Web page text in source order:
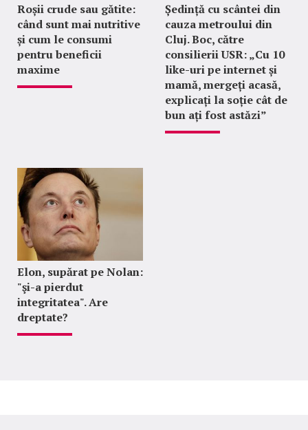
Roșii crude sau gătite:
când sunt mai nutritive
și cum le consumi
pentru beneficii
maxime
Ședință cu scântei din
cauza metroului din
Cluj. Boc, către
consilierii USR: „Cu 10
like-uri pe internet și
mamă, mergeți acasă,
explicați la soție cât de
bun ați fost astăzi”
Elon, supărat pe Nolan:
"şi-a pierdut
integritatea". Are
dreptate?